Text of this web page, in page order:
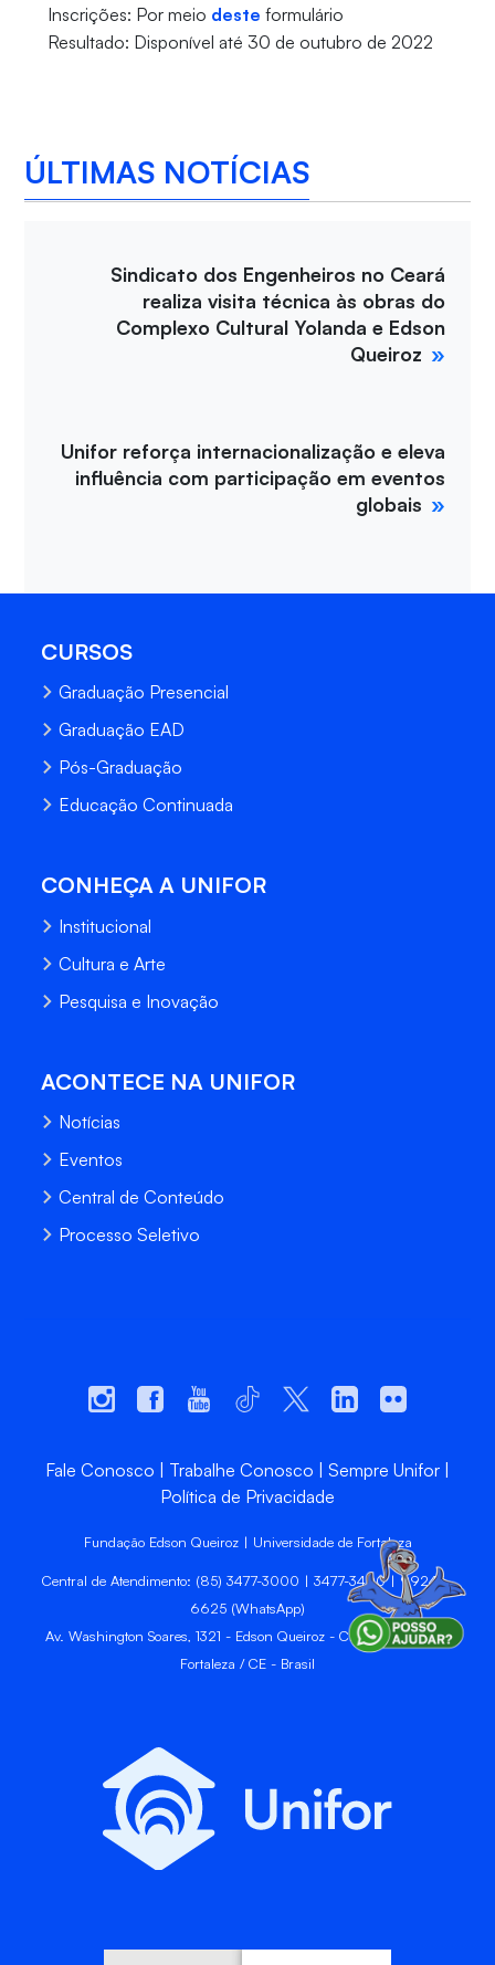
Inscrições: Por meio deste formulário
Resultado: Disponível até 30 de outubro de 2022
ÚLTIMAS NOTÍCIAS
Sindicato dos Engenheiros no Ceará
realiza visita técnica às obras do
Complexo Cultural Yolanda e Edson
Queiroz
Unifor reforça internacionalização e eleva
influência com participação em eventos
globais
CURSOS
Graduação Presencial
Graduação EAD
Pós-Graduação
Educação Continuada
CONHEÇA A UNIFOR
Institucional
Cultura e Arte
Pesquisa e Inovação
ACONTECE NA UNIFOR
Notícias
Eventos
Central de Conteúdo
Processo Seletivo
Fale Conosco Trabalhe Conosco
Sempre Unifor
Política de Privacidade
Fundação Edson Queiroz | Universidade de Fortaleza
Central de Atendimento: (85) 3477-3000 | 3477-3400 | 99246-
6625 (WhatsApp)
Av. Washington Soares, 1321 - Edson Queiroz - CEP 60811-905 -
Fortaleza / CE - Brasil